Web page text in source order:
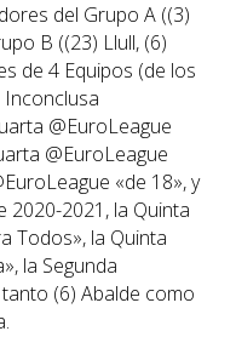
del Grupo A ((3)
B ((23) Llull, (6)
de 4 Equipos (de los
@EuroLeague
@EuroLeague
«de 18», y
2020-2021, la Quinta
Todos», la Quinta
la Segunda
(6) Abalde como